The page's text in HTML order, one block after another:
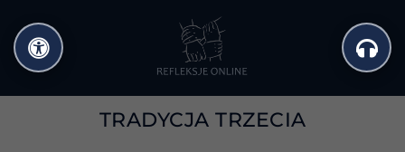
do
treści
TRADYCJA TRZECIA